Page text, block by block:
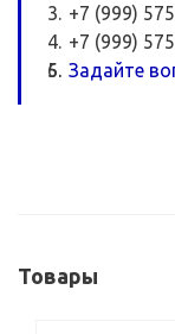
+7 (999)
+7 (999)
Задайте
Товары